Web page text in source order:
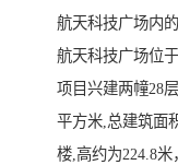
航天科技广场内
航天科技广场位
项目兴建两幢28
平方米,总建筑面
楼,高约为224.8